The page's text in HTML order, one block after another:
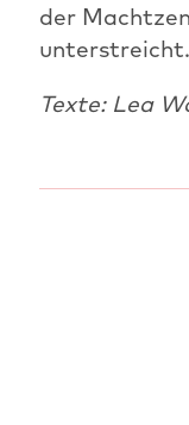
der
unterstreicht.
Texte: Lea